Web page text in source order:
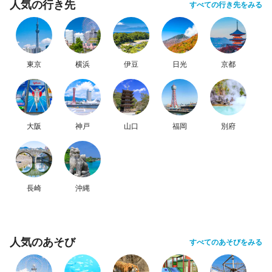
人気の行き先 すべての行き先をみる
東京 横浜 伊豆 日光 京都
大阪 神戸 山口 福岡 別府
長崎 沖縄
人気のあそび すべてのあそびをみる